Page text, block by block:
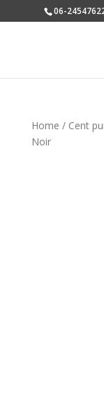
06-
Home / Cent
Noir